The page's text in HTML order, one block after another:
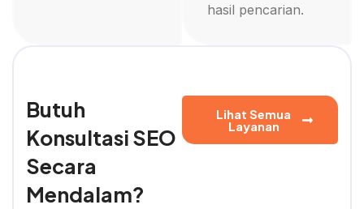
hasil pencarian.
Butuh
Konsultasi SEO
Secara
Mendalam?
Lihat Semua
Layanan